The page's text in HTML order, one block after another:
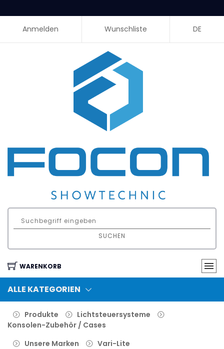
Anmelden Wunschliste DE
SUCHEN
WARENKORB
ALLE KATEGORIEN
Produkte
Lichtsteuersysteme
Konsolen-Zubehör / Cases
Unsere Marken
Vari-Lite